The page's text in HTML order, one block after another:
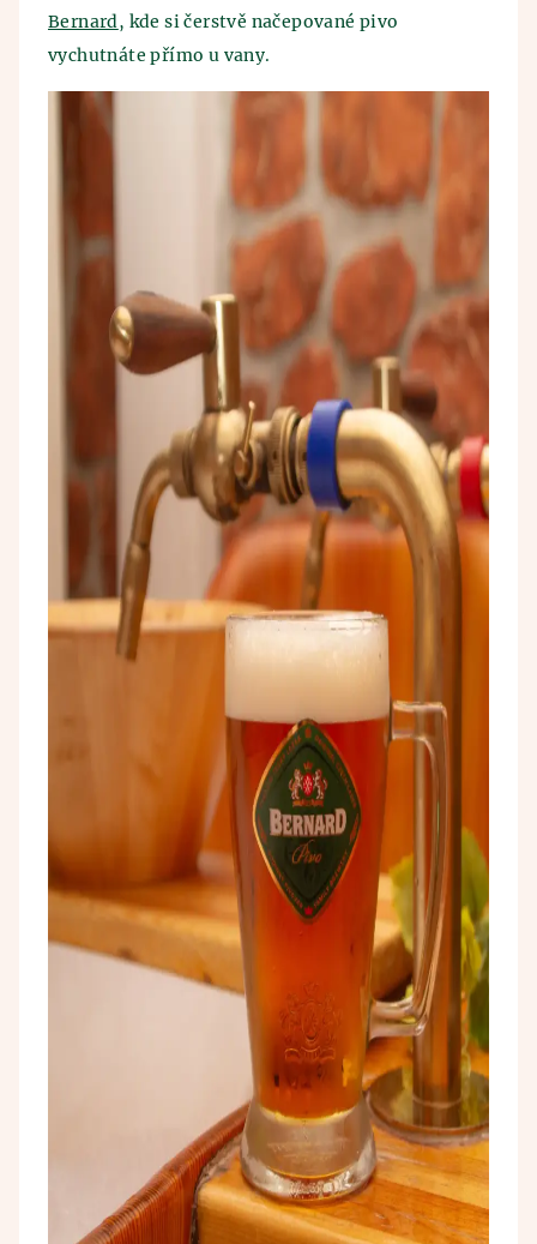
Bernard, kde si čerstvě načepované pivo
vychutnáte přímo u vany.